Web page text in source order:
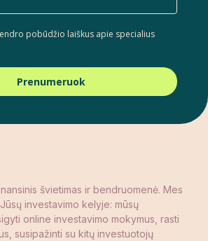
pobūdžio laiškus apie specialius
Prenumeruok
švietimas ir bendruomenė. Mes
investavimo kelyje: mūsų
online investavimo mokymus, rasti
susipažinti su kitų investuotojų